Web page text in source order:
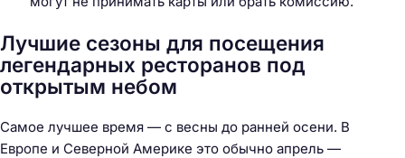
Лучшие сезоны для посещения
легендарных ресторанов под
открытым небом
Самое лучшее время — с весны до ранней осени. В
Европе и Северной Америке это обычно апрель —